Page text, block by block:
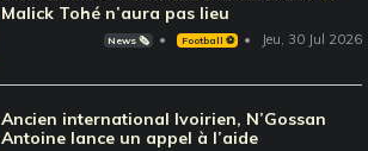
Malick Tohé n’aura pas lieu
News 🗞️ Football ⚽️ Jeu, 30 Jul 2026
Ancien international Ivoirien, N’Gossan
Antoine lance un appel à l’aide